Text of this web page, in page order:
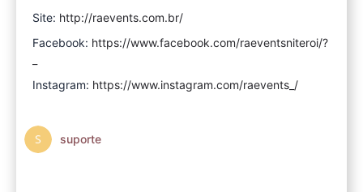
Site: http://raevents.com.br/
Facebook: https://www.facebook.com/raeventsniteroi/?
Instagram: https://www.instagram.com/raevents_/
suporte